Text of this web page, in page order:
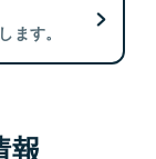
ます。
報